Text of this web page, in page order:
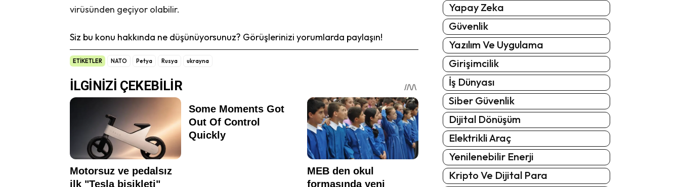
virüsünden geçiyor olabilir.
Siz bu konu hakkında ne düşünüyorsunuz? Görüşlerinizi yorumlarda paylaşın!
ETİKETLER NATO Petya Rusya ukrayna
Yapay Zeka
Güvenlik
Yazılım Ve Uygulama
Girişimcilik
İş Dünyası
Siber Güvenlik
Dijital Dönüşüm
Elektrikli Araç
Yenilenebilir Enerji
Kripto Ve Dijital Para